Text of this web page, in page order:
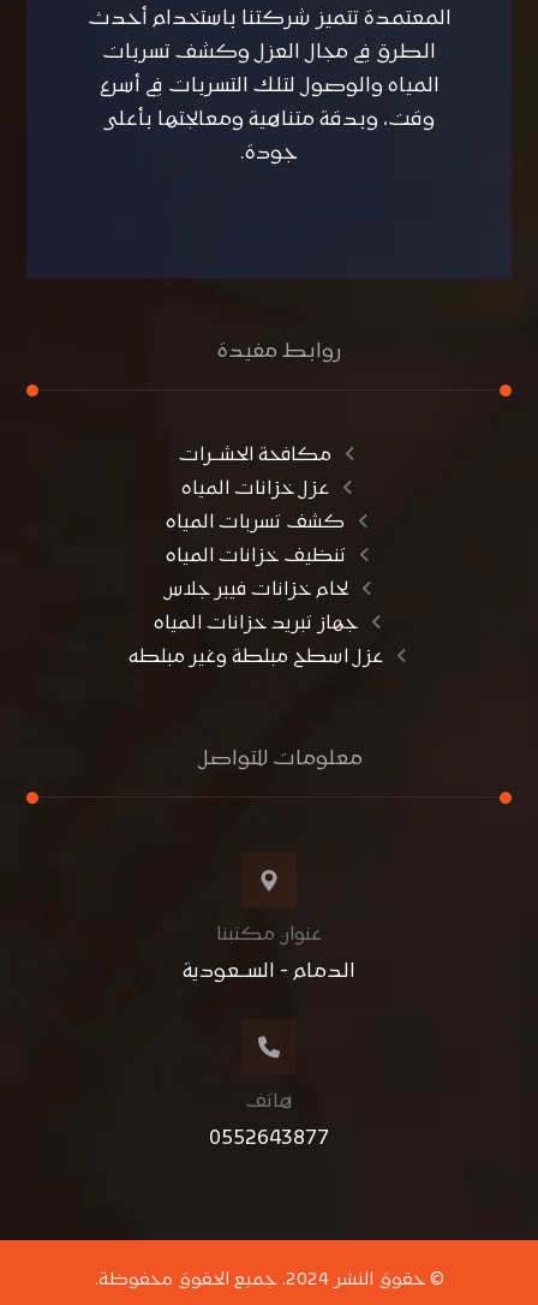
المعتمدة تتميز شركتنا باستخدام أحدث
الطرق في مجال العزل وكشف تسربات
المياه والوصول لتلك التسربات في أسرع
وقت، وبدقة متناهية ومعالجتها بأعلى
جودة.
روابط مفيدة
مكافحة الحشــرات
عزل خزانات المياه
كشف تسربات المياه
تنظيف خزانات المياه
لحام خزانات فيبر جلاس
جهاز تبريد خزانات المياه
عزل اسطح مبلطة وغير مبلطه
معلومات للتواصل
عنوان مكتبنا
الدمام - الســعودية
هاتف
0552643877
© حقوق النشر 2024. جميع الحقوق محفوظة.